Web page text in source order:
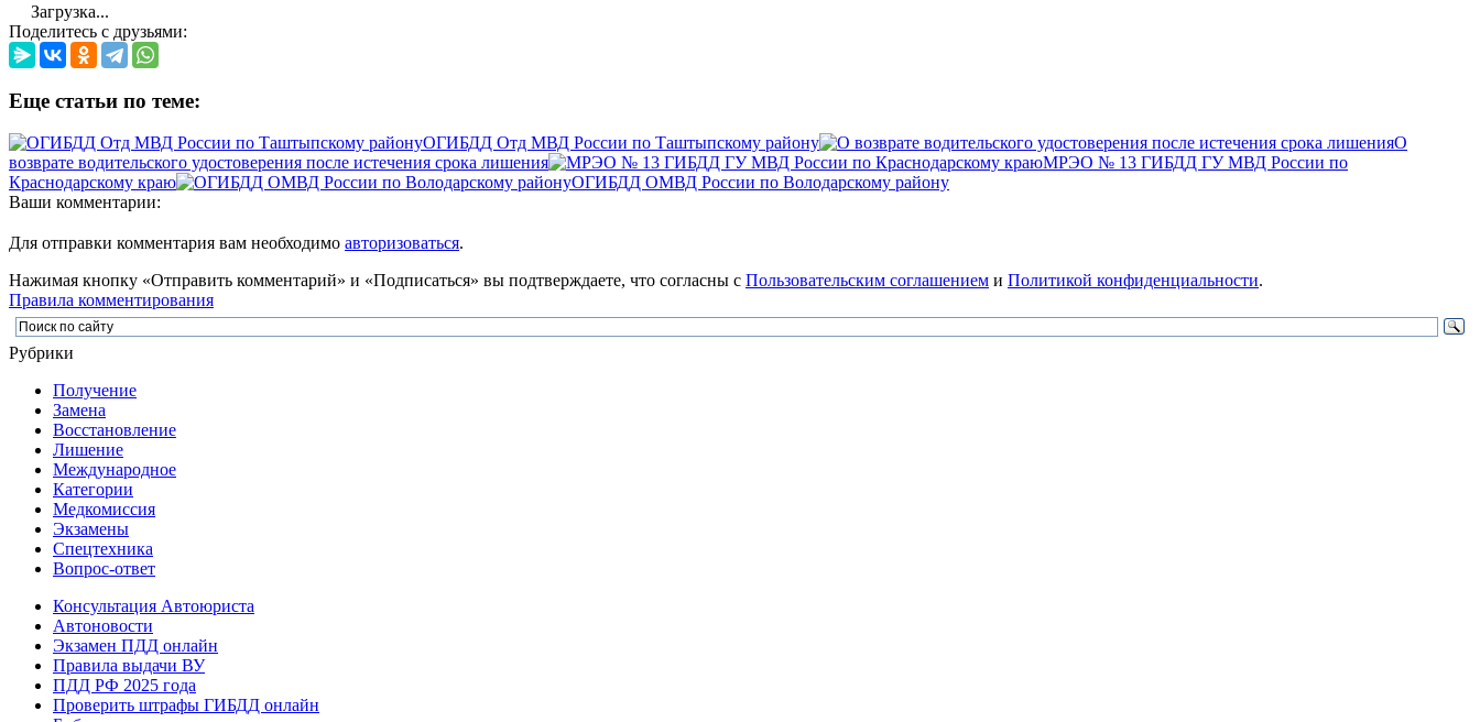
Загрузка...
Поделитесь с друзьями:
Еще статьи по теме:
ОГИБДД Отд МВД России по Таштыпскому району
О
возврате водительского удостоверения после истечения срока лишения
МРЭО № 13 ГИБДД ГУ МВД России по
Краснодарскому краю
ОГИБДД ОМВД России по Володарскому району
Ваши комментарии:
Для отправки комментария вам необходимо авторизоваться.
Нажимая кнопку «Отправить комментарий» и «Подписаться» вы подтверждаете, что согласны с Пользовательским соглашением и Политикой конфиденциальности.
Правила комментирования
Рубрики
Получение
Замена
Восстановление
Лишение
Международное
Категории
Медкомиссия
Экзамены
Спецтехника
Вопрос-ответ
Консультация Автоюриста
Автоновости
Экзамен ПДД онлайн
Правила выдачи ВУ
ПДД РФ 2025 года
Проверить штрафы ГИБДД онлайн